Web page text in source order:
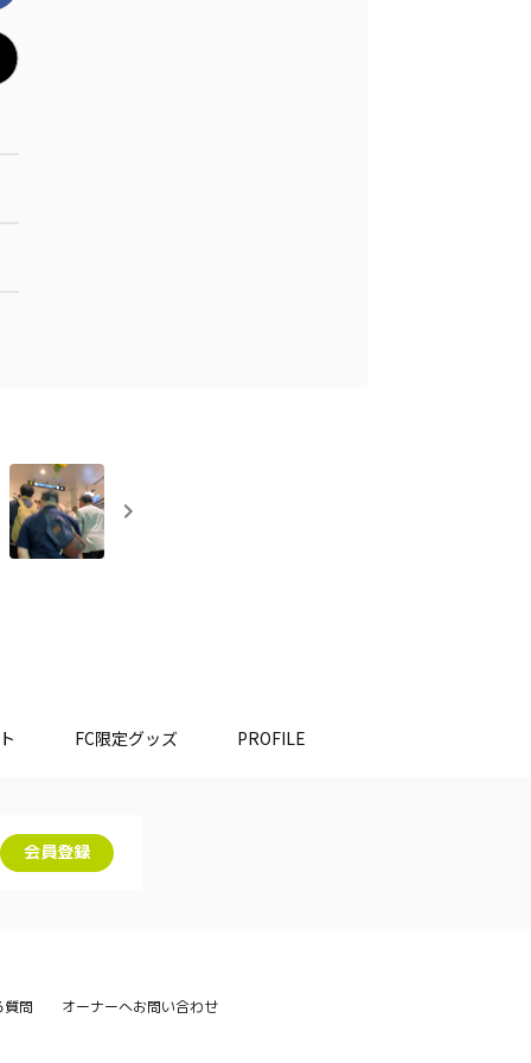
FC限定グッズ PROFILE
会員登録
質問 オーナーへお問い合わせ